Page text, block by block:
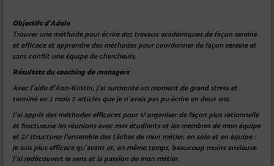
Objectifs d’Adele
Trouver une méthode pour écrire des travaux académiques de façon sereine
et efficace et apprendre des méthodes pour coordonner de façon sereine et
sans conflit une équipe de chercheurs.
Résultats du coaching de managers
Avec l’aide d’Ann-Kristin, j’ai surmonté un moment de grand stress et
terminé en 2 mois 2 articles que je n’avais pas pu écrire en deux ans.
J’ai appris des méthodes efficaces pour 1/ organiser de façon plus rationnelle
et fructueuse les réunions avec mes étudiants et les membres de mon équipe
et 2/ structurer l’ensemble des tâches de mon métier, en solo et en équipe :
je suis plus efficace qu’avant et, en même temps, beaucoup moins anxieuse.
J’ai redécouvert le sens et la passion de mon métier.